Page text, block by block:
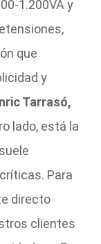
1.200VA y
que
y
Tarrasó,
lado, está la
Para
directo
clientes